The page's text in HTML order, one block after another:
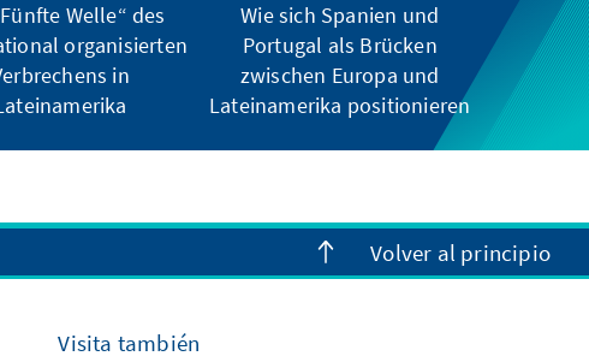
Welle“ des
organisierten
in
Wie sich Spanien und
Portugal als Brücken
zwischen Europa und
Lateinamerika positionieren
Volver al principio
Visita también